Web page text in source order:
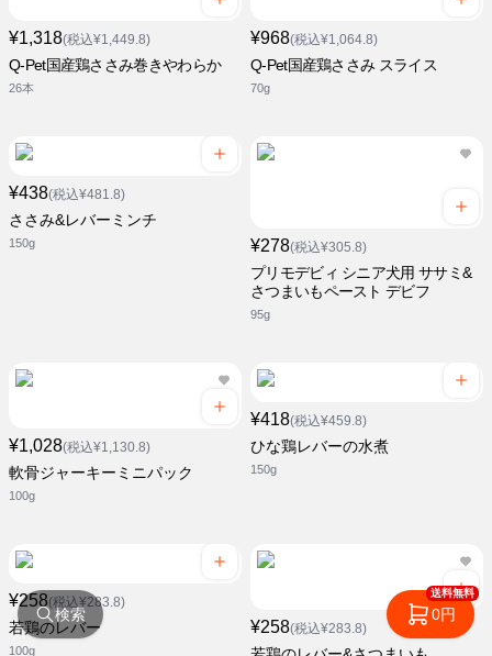
¥1,318(税込¥1,449.8)
Q-Pet国産鶏ささみ巻きやわらか
26本
¥968(税込¥1,064.8)
Q-Pet国産鶏ささみ スライス
70g
¥438(税込¥481.8)
ささみ&レバーミンチ
150g ¥278(税込¥305.8)
プリモデビィ シニア犬用 ササミ&
さつまいもペースト デビフ
95g
¥1,028(税込¥1,130.8)
軟骨ジャーキーミニパック
100g
¥418(税込¥459.8)
ひな鶏レバーの水煮
150g
¥258(税込¥283.8)
若鶏のレバー
100g
¥258(税込¥283.8)
検索
送料無料
0円